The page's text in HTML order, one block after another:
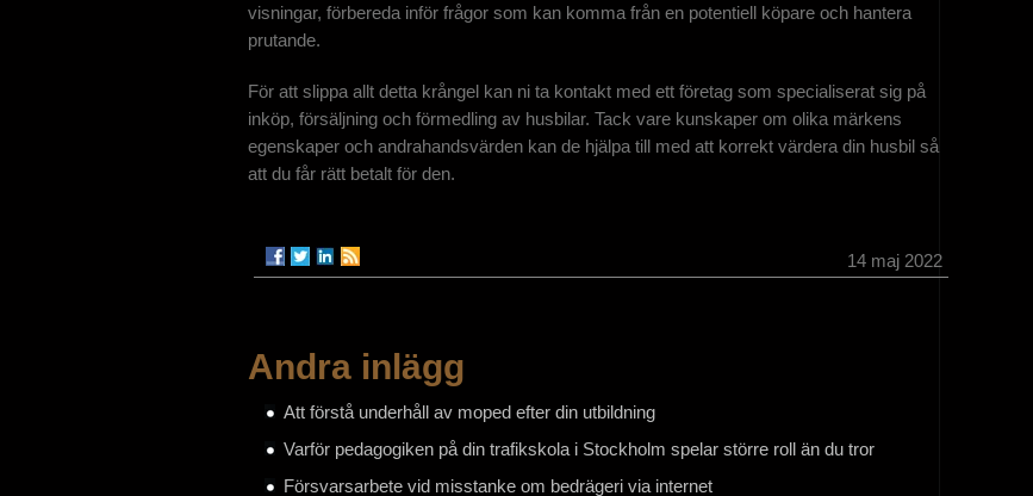
visningar, förbereda inför frågor som kan komma från en potentiell köpare och hantera
prutande.
För att slippa allt detta krångel kan ni ta kontakt med ett företag som specialiserat sig på
inköp, försäljning och förmedling av husbilar. Tack vare kunskaper om olika märkens
egenskaper och andrahandsvärden kan de hjälpa till med att korrekt värdera din husbil så
att du får rätt betalt för den.
14 maj 2022
Andra inlägg
Att förstå underhåll av moped efter din utbildning
Varför pedagogiken på din trafikskola i Stockholm spelar större roll än du tror
Försvarsarbete vid misstanke om bedrägeri via internet